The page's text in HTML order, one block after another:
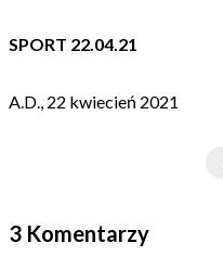
SPORT 22.04.21
A.D., 22 kwiecień 2021
3 Komentarzy